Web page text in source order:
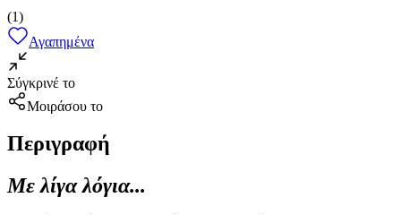
(1)
Αγαπημένα
Σύγκρινέ το
Μοιράσου το
Περιγραφή
Με λίγα λόγια...